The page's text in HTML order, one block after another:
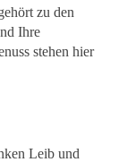
zu den
Ihre
stehen hier
Leib und